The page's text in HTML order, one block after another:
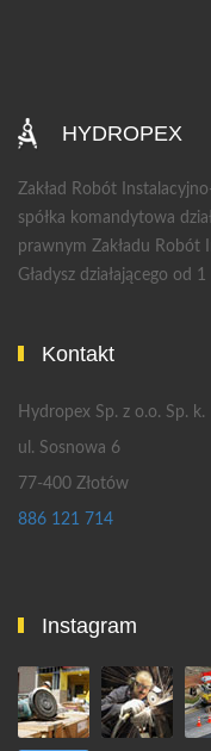
HYDROPEX
Zakład Robót
spółka komandytowa
prawnym Zakładu Robót
Gładysz działającego od
Kontakt
Hydropex Sp. z o.o. Sp. k.
ul. Sosnowa 6
77-400 Złotów
886 121 714
Instagram